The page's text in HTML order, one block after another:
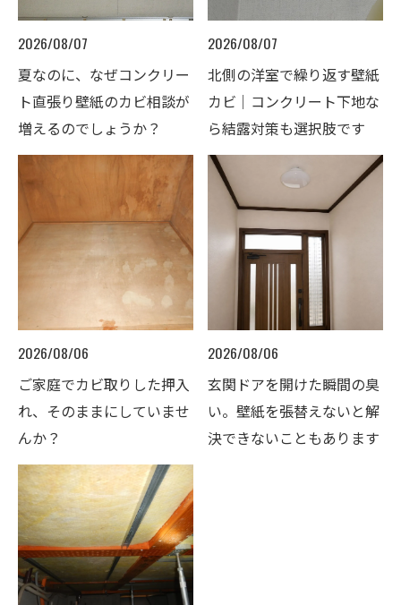
2026/08/07
夏なのに、なぜコンクリー
ト直張り壁紙のカビ相談が
増えるのでしょうか？
2026/08/07
北側の洋室で繰り返す壁紙
カビ｜コンクリート下地な
ら結露対策も選択肢です
2026/08/06
ご家庭でカビ取りした押入
れ、そのままにしていませ
んか？
2026/08/06
玄関ドアを開けた瞬間の臭
い。壁紙を張替えないと解
決できないこともあります